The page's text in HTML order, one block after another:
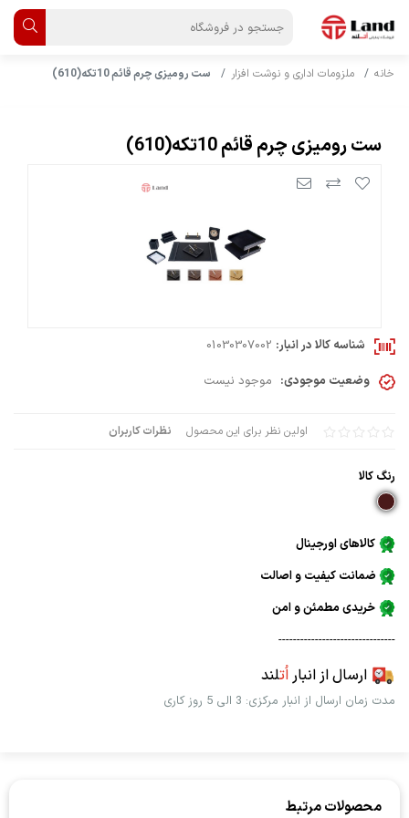
خانه ملزومات اداری و نوشت افزار ست رومیزی چرم قائم 10تکه(610)
ست رومیزی چرم قائم 10تکه(610)
اولین نظر برای این محصول نظرات کاربران
رنگ كالا
کالاهای اورجینال
ضمانت کیفیت و اصالت
خریدی مطمئن و امن
--------------------------------
ارسال از انباراُتلند
مدت زمان ارسال از انبار مرکزی: 3 الی 5 روز کاری
شناسه کالا در انبار: 01030307002
وضعیت موجودی: موجود نیست
محصولات مرتبط